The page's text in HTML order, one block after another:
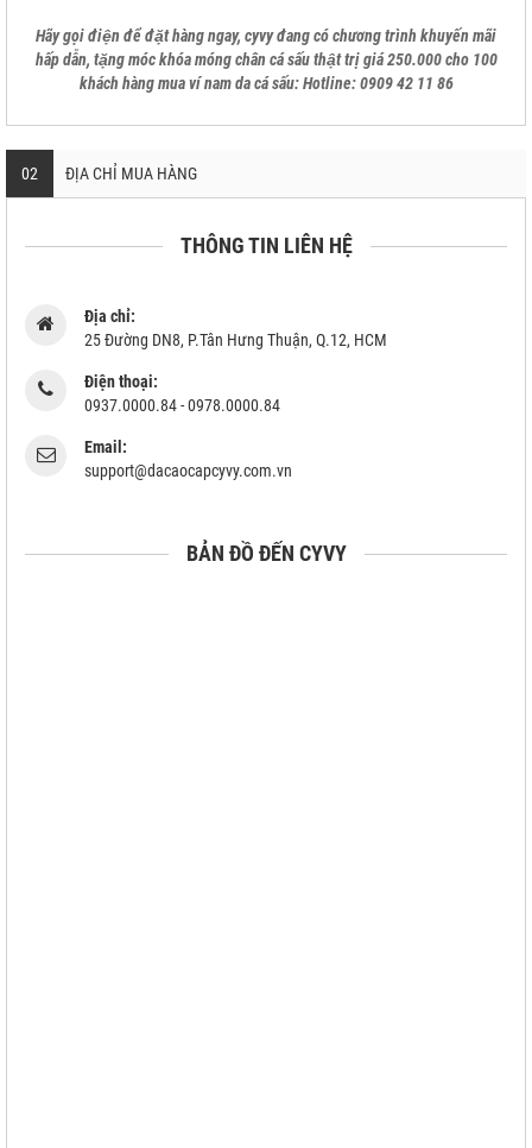
Hãy gọi điện để đặt hàng ngay, cyvy đang có chương trình khuyến mãi
hấp dẫn, tặng móc khóa móng chân cá sấu thật trị giá 250.000 cho 100
khách hàng mua ví nam da cá sấu: Hotline: 0909 42 11 86
02 ĐỊA CHỈ MUA HÀNG
THÔNG TIN LIÊN HỆ
Địa chỉ:
25 Đường DN8, P.Tân Hưng Thuận, Q.12, HCM
Điện thoại:
0937.0000.84 - 0978.0000.84
Email:
support@dacaocapcyvy.com.vn
BẢN ĐỒ ĐẾN CYVY